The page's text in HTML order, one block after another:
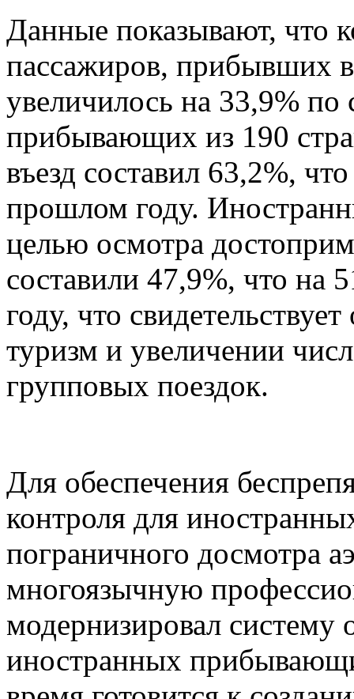
Данные показывают, что
пассажиров, прибывших в
увеличилось на 33,9%
прибывающих из 190
въезд составил 63,2%,
прошлом году.
целью осмотра
составили 47,9%, что
году, что
туризм и увеличении
групповых поездок.
Для обеспечения
контроля для
пограничного досмотра
многоязычную
модернизировал систему
иностранных